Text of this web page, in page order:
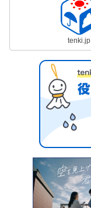
tenki.jp